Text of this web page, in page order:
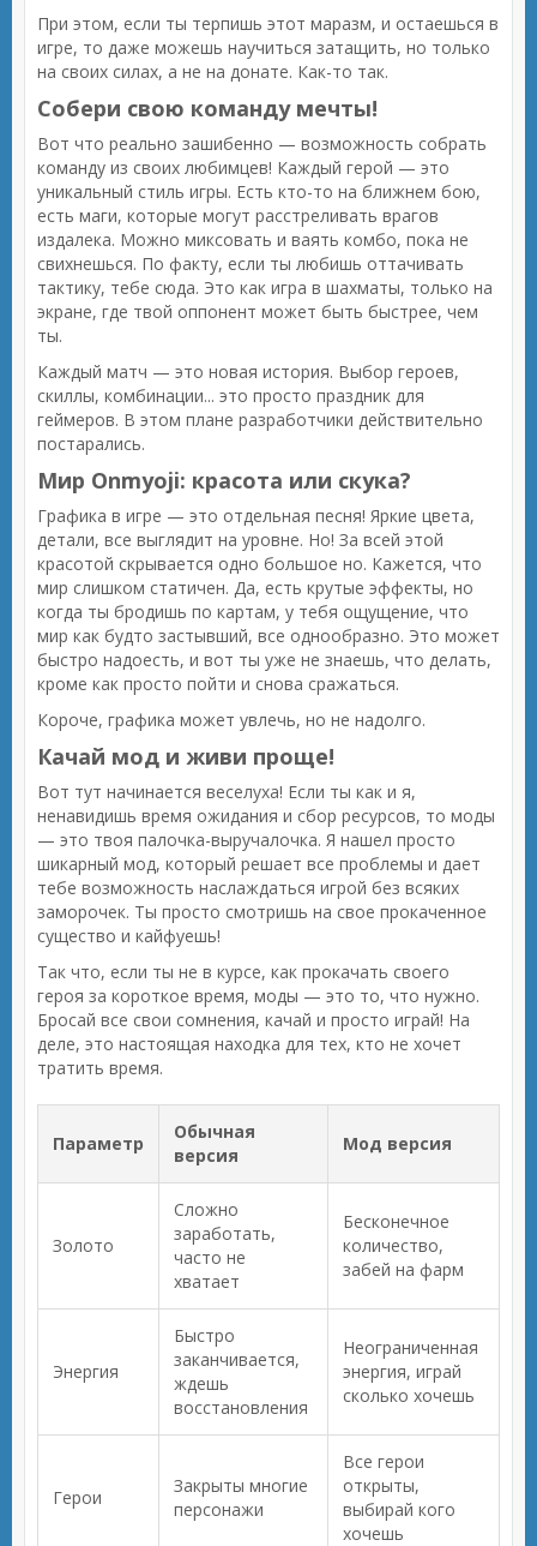
При этом, если ты терпишь этот маразм, и остаешься в
игре, то даже можешь научиться затащить, но только
на своих силах, а не на донате. Как-то так.
Собери свою команду мечты!
Вот что реально зашибенно — возможность собрать
команду из своих любимцев! Каждый герой — это
уникальный стиль игры. Есть кто-то на ближнем бою,
есть маги, которые могут расстреливать врагов
издалека. Можно миксовать и ваять комбо, пока не
свихнешься. По факту, если ты любишь оттачивать
тактику, тебе сюда. Это как игра в шахматы, только на
экране, где твой оппонент может быть быстрее, чем
ты.
Каждый матч — это новая история. Выбор героев,
скиллы, комбинации... это просто праздник для
геймеров. В этом плане разработчики действительно
постарались.
Мир Onmyoji: красота или скука?
Графика в игре — это отдельная песня! Яркие цвета,
детали, все выглядит на уровне. Но! За всей этой
красотой скрывается одно большое но. Кажется, что
мир слишком статичен. Да, есть крутые эффекты, но
когда ты бродишь по картам, у тебя ощущение, что
мир как будто застывший, все однообразно. Это может
быстро надоесть, и вот ты уже не знаешь, что делать,
кроме как просто пойти и снова сражаться.
Короче, графика может увлечь, но не надолго.
Качай мод и живи проще!
Вот тут начинается веселуха! Если ты как и я,
ненавидишь время ожидания и сбор ресурсов, то моды
— это твоя палочка-выручалочка. Я нашел просто
шикарный мод, который решает все проблемы и дает
тебе возможность наслаждаться игрой без всяких
заморочек. Ты просто смотришь на свое прокаченное
существо и кайфуешь!
Так что, если ты не в курсе, как прокачать своего
героя за короткое время, моды — это то, что нужно.
Бросай все свои сомнения, качай и просто играй! На
деле, это настоящая находка для тех, кто не хочет
тратить время.
Параметр
Обычная
версия
Мод версия
Золото
Сложно
заработать,
часто не
хватает
Бесконечное
количество,
забей на фарм
Энергия
Быстро
заканчивается,
ждешь
восстановления
Неограниченная
энергия, играй
сколько хочешь
Герои
Закрыты многие
персонажи
Все герои
открыты,
выбирай кого
хочешь